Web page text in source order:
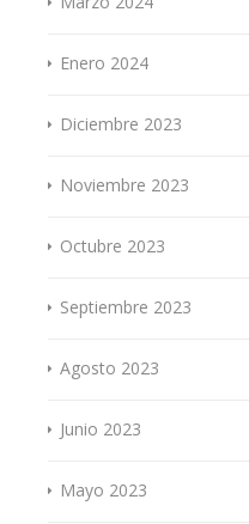
Enero 2024
Diciembre 2023
Noviembre 2023
Octubre 2023
Septiembre 2023
Agosto 2023
Junio 2023
Mayo 2023